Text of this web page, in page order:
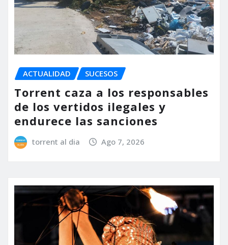
ACTUALIDAD SUCESOS
Torrent caza a los responsables
de los vertidos ilegales y
endurece las sanciones
torrent al dia Ago 7, 2026